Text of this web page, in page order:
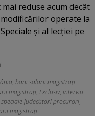
reduse acum decât
operate la
și al lecției pe
, bani salarii magistrați
magistrați, Exclusiv, interviu
judecători procurori,
magistrați